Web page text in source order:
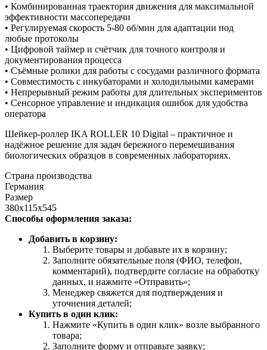
• Комбинированная траектория движения для максимальной
эффективности массопередачи
• Регулируемая скорость 5-80 об/мин для адаптации под
любые протоколы
• Цифровой таймер и счётчик для точного контроля и
документирования процесса
• Съёмные ролики для работы с сосудами различного формата
• Совместимость с инкубаторами и холодильными камерами
• Непрерывный режим работы для длительных экспериментов
• Сенсорное управление и индикация ошибок для удобства
оператора
Шейкер-роллер IKA ROLLER 10 Digital – практичное и
надёжное решение для задач бережного перемешивания
биологических образцов в современных лабораториях.
Страна производства
Германия
Размер
380x115x545
Способы оформления заказа:
Добавить в корзину:
Выберите товары и добавьте их в корзину;
Заполните обязательные поля (ФИО, телефон,
комментарий), подтвердите согласие на обработку
данных, и нажмите «Отправить»;
Менеджер свяжется для подтверждения и
уточнения деталей;
Купить в один клик:
Нажмите «Купить в один клик» возле выбранного
товара;
Заполните форму и отправьте заявку;